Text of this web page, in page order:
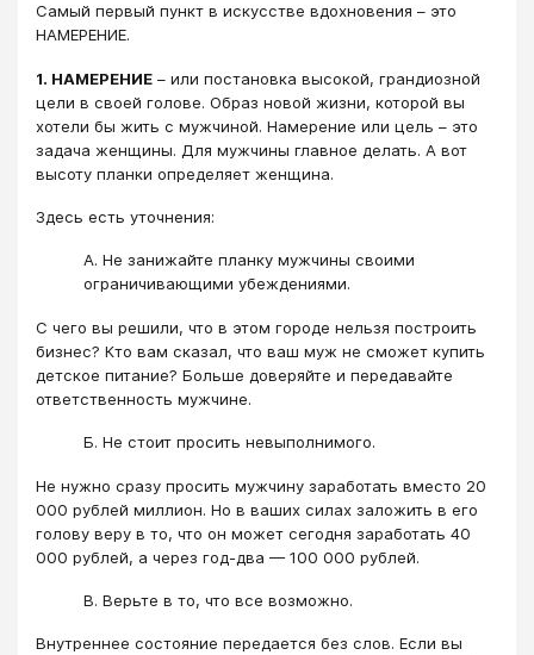
Самый первый пункт в искусстве вдохновения – это
НАМЕРЕНИЕ.
1. НАМЕРЕНИЕ – или постановка высокой, грандиозной
цели в своей голове. Образ новой жизни, которой вы
хотели бы жить с мужчиной. Намерение или цель – это
задача женщины. Для мужчины главное делать. А вот
высоту планки определяет женщина.
Здесь есть уточнения:
А. Не занижайте планку мужчины своими
ограничивающими убеждениями.
С чего вы решили, что в этом городе нельзя построить
бизнес? Кто вам сказал, что ваш муж не сможет купить
детское питание? Больше доверяйте и передавайте
ответственность мужчине.
Б. Не стоит просить невыполнимого.
Не нужно сразу просить мужчину заработать вместо 20
000 рублей миллион. Но в ваших силах заложить в его
голову веру в то, что он может сегодня заработать 40
000 рублей, а через год-два — 100 000 рублей.
В. Верьте в то, что все возможно.
Внутреннее состояние передается без слов. Если вы